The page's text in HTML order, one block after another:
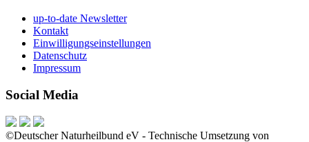
up-to-date Newsletter
Kontakt
Einwilligungseinstellungen
Datenschutz
Impressum
Social Media
©Deutscher Naturheilbund eV - Technische Umsetzung von